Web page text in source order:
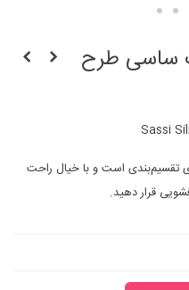
ساسی طرح
Sassi
است و با خیال راحت
قرار دهید.